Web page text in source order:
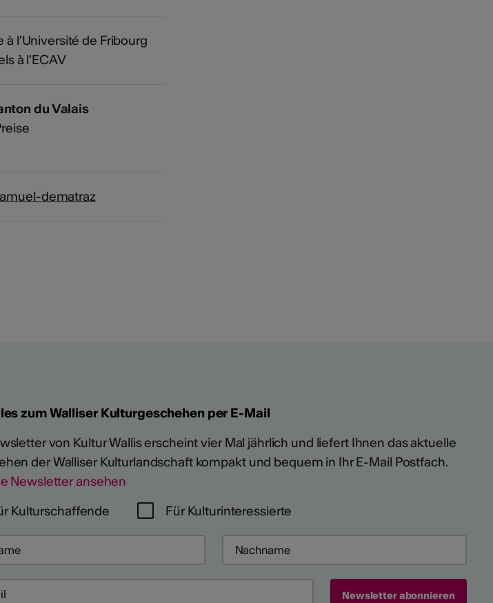
à l'Université de Fribourg
à l'ECAV
du Valais
dematraz
zum Walliser Kulturgeschehen per E-Mail
von Kultur Wallis erscheint vier Mal jährlich und liefert Ihnen das aktuelle
der Walliser Kulturlandschaft kompakt und bequem in Ihr E-Mail Postfach.
Newsletter ansehen
Kulturschaffende
Für Kulturinteressierte